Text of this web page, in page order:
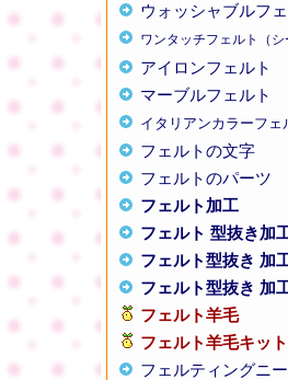
ウォッシャブルフ
ワンタッチフェルト（シ
アイロンフェルト
マーブルフェルト
イタリアンカラーフェ
フェルトの文字
フェルトのパーツ
フェルト加工
フェルト 型抜き加
フェルト型抜き 加
フェルト型抜き 加
フェルト羊毛
フェルト羊毛キット
フェルティングニ